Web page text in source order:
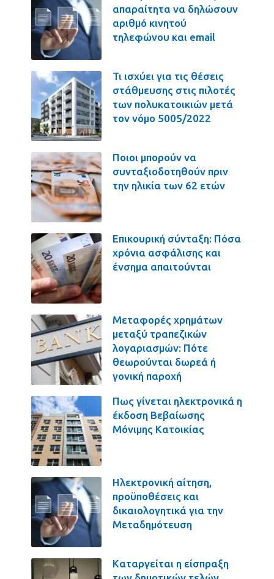
απαραίτητα να δηλώσουν
αριθμό κινητού
τηλεφώνου και email
Τι ισχύει για τις θέσεις
στάθμευσης στις πιλοτές
των πολυκατοικιών μετά
τον νόμο 5005/2022
Ποιοι μπορούν να
συνταξιοδοτηθούν πριν
την ηλικία των 62 ετών
Επικουρική σύνταξη: Πόσα
χρόνια ασφάλισης και
ένσημα απαιτούνται
Μεταφορές χρημάτων
μεταξύ τραπεζικών
λογαριασμών: Πότε
θεωρούνται δωρεά ή
γονική παροχή
Πως γίνεται ηλεκτρονικά η
έκδοση Βεβαίωσης
Μόνιμης Κατοικίας
Ηλεκτρονική αίτηση,
προϋποθέσεις και
δικαιολογητικά για την
Μεταδημότευση
Καταργείται η είσπραξη